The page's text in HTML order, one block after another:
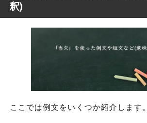
釈)
ここでは例文をいくつか紹介します。